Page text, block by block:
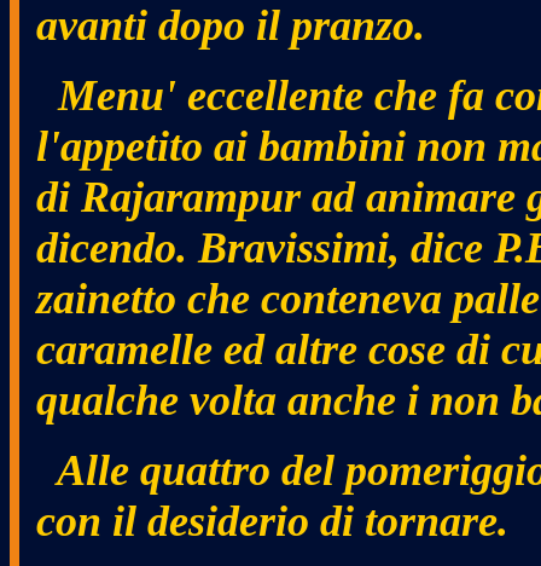
avanti dopo il pranzo.
Menu' eccellente che fa
l'appetito ai bambini non
di Rajarampur ad animare
dicendo. Bravissimi, dice
zainetto che conteneva
caramelle ed altre cose di
qualche volta anche i non
Alle quattro del
con il desiderio di tornare.